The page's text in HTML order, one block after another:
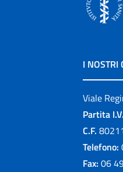
I NOSTRI
Viale
Partita
C.F.
Telefono:
Fax: 06